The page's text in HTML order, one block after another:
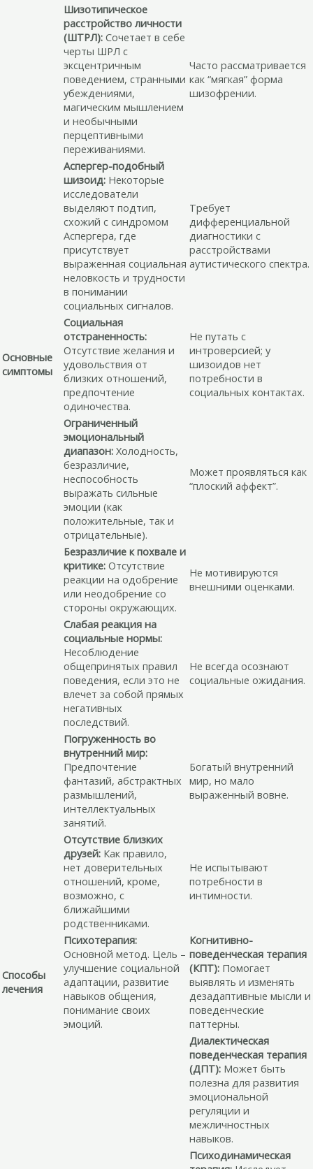
Шизотипическое
расстройство личности
(ШТРЛ): Сочетает в себе
черты ШРЛ с
эксцентричным
поведением, странными
убеждениями,
магическим мышлением
и необычными
перцептивными
переживаниями.
Часто рассматривается
как “мягкая” форма
шизофрении.
Аспергер-подобный
шизоид: Некоторые
исследователи
выделяют подтип,
схожий с синдромом
Аспергера, где
присутствует
выраженная социальная
неловкость и трудности
в понимании
социальных сигналов.
Требует
дифференциальной
диагностики с
расстройствами
аутистического спектра.
Основные
симптомы
Социальная
отстраненность:
Отсутствие желания и
удовольствия от
близких отношений,
предпочтение
одиночества.
Не путать с
интроверсией; у
шизоидов нет
потребности в
социальных контактах.
Ограниченный
эмоциональный
диапазон: Холодность,
безразличие,
неспособность
выражать сильные
эмоции (как
положительные, так и
отрицательные).
Может проявляться как
“плоский аффект”.
Безразличие к похвале и
критике: Отсутствие
реакции на одобрение
или неодобрение со
стороны окружающих.
Не мотивируются
внешними оценками.
Слабая реакция на
социальные нормы:
Несоблюдение
общепринятых правил
поведения, если это не
влечет за собой прямых
негативных
последствий.
Не всегда осознают
социальные ожидания.
Погруженность во
внутренний мир:
Предпочтение
фантазий, абстрактных
размышлений,
интеллектуальных
занятий.
Богатый внутренний
мир, но мало
выраженный вовне.
Отсутствие близких
друзей: Как правило,
нет доверительных
отношений, кроме,
возможно, с
ближайшими
родственниками.
Не испытывают
потребности в
интимности.
Способы
лечения
Психотерапия:
Основной метод. Цель –
улучшение социальной
адаптации, развитие
навыков общения,
понимание своих
эмоций.
Когнитивно-
поведенческая терапия
(КПТ): Помогает
выявлять и изменять
дезадаптивные мысли и
поведенческие
паттерны.
Диалектическая
поведенческая терапия
(ДПТ): Может быть
полезна для развития
эмоциональной
регуляции и
межличностных
навыков.
Психодинамическая